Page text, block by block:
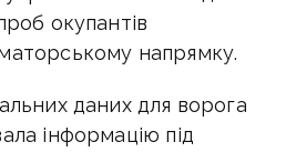
окупантів
напрямку.
даних для ворога
інформацію під